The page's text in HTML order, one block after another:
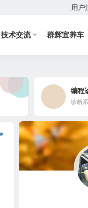
用户
技术交流 群辉宜养车
编程
诊断